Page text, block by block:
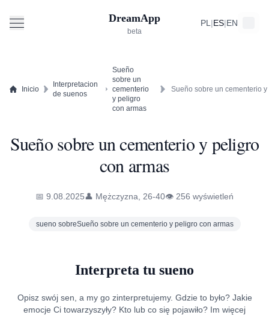
DreamApp
beta
PL |ES|EN
Inicio
Interpretacion
de suenos
Sueño
sobre un
cementerio
y peligro
con armas
Sueño sobre un cementerio y peligro
con armas
📅 9.08.2025👤 Mężczyzna, 26-40👁️ 256 wyświetleń
sueno sobreSueño sobre un cementerio y peligro con armas
Interpreta tu sueno
Opisz swój sen, a my go zinterpretujemy. Gdzie to było? Jakie
emocje Ci towarzyszyły? Kto lub co się pojawiło? Im więcej